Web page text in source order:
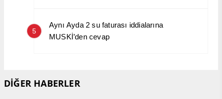
5
Aynı Ayda 2 su faturası iddialarına
MUSKİ’den cevap
DİĞER HABERLER